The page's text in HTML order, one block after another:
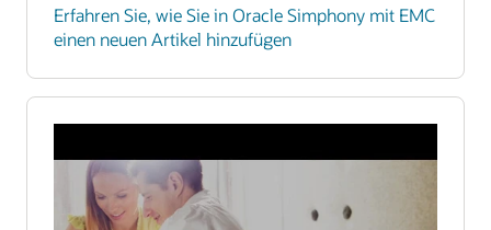
Erfahren Sie, wie Sie in Oracle Simphony mit EMC
einen neuen Artikel hinzufügen